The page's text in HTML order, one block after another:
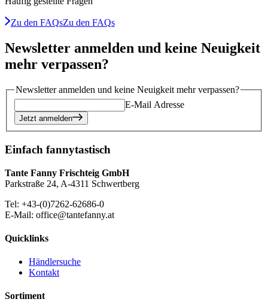
Zu den FAQsZu den FAQs
Newsletter anmelden und keine Neuigkeit
mehr verpassen?
Newsletter anmelden und keine Neuigkeit mehr verpassen?
E-Mail Adresse
Jetzt anmelden
Einfach fannytastisch
Tante Fanny Frischteig GmbH
Parkstraße 24, A-4311 Schwertberg
Tel: +43-(0)7262-62686-0
E-Mail: office@tantefanny.at
Quicklinks
Händlersuche
Kontakt
Sortiment